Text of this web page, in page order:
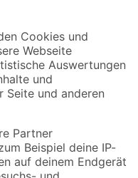
mehr verpassen!